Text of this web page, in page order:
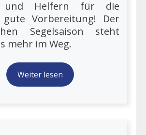
und Helfern für die
gute Vorbereitung! Der
Segelsaison steht
mehr im Weg.
Weiter lesen